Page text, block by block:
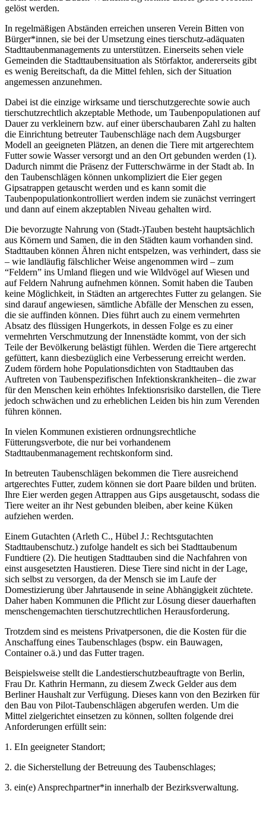
gelöst werden.
In regelmäßigen Abständen erreichen unseren Verein Bitten von
Bürger*innen, sie bei der Umsetzung eines tierschutz-adäquaten
Stadttaubenmanagements zu unterstützen. Einerseits sehen viele
Gemeinden die Stadttaubensituation als Störfaktor, andererseits gibt
es wenig Bereitschaft, da die Mittel fehlen, sich der Situation
angemessen anzunehmen.
Dabei ist die einzige wirksame und tierschutzgerechte sowie auch
tierschutzrechtlich akzeptable Methode, um Taubenpopulationen auf
Dauer zu verkleinern bzw. auf einer überschaubaren Zahl zu halten
die Einrichtung betreuter Taubenschläge nach dem Augsburger
Modell an geeigneten Plätzen, an denen die Tiere mit artgerechtem
Futter sowie Wasser versorgt und an den Ort gebunden werden (1).
Dadurch nimmt die Präsenz der Futterschwärme in der Stadt ab. In
den Taubenschlägen können unkompliziert die Eier gegen
Gipsatrappen getauscht werden und es kann somit die
Taubenpopulationkontrolliert werden indem sie zunächst verringert
und dann auf einem akzeptablen Niveau gehalten wird.
Die bevorzugte Nahrung von (Stadt-)Tauben besteht hauptsächlich
aus Körnern und Samen, die in den Städten kaum vorhanden sind.
Stadttauben können Ähren nicht entspelzen, was verhindert, dass sie
– wie landläufig fälschlicher Weise angenommen wird – zum
“Feldern” ins Umland fliegen und wie Wildvögel auf Wiesen und
auf Feldern Nahrung aufnehmen können. Somit haben die Tauben
keine Möglichkeit, in Städten an artgerechtes Futter zu gelangen. Sie
sind darauf angewiesen, sämtliche Abfälle der Menschen zu essen,
die sie auffinden können. Dies führt auch zu einem vermehrten
Absatz des flüssigen Hungerkots, in dessen Folge es zu einer
vermehrten Verschmutzung der Innenstädte kommt, von der sich
Teile der Bevölkerung belästigt fühlen. Werden die Tiere artgerecht
gefüttert, kann diesbezüglich eine Verbesserung erreicht werden.
Zudem fördern hohe Populationsdichten von Stadttauben das
Auftreten von Taubenspezifischen Infektionskrankheiten– die zwar
für den Menschen kein erhöhtes Infektionsrisiko darstellen, die Tiere
jedoch schwächen und zu erheblichen Leiden bis hin zum Verenden
führen können.
In vielen Kommunen existieren ordnungsrechtliche
Fütterungsverbote, die nur bei vorhandenem
Stadttaubenmanagement rechtskonform sind.
In betreuten Taubenschlägen bekommen die Tiere ausreichend
artgerechtes Futter, zudem können sie dort Paare bilden und brüten.
Ihre Eier werden gegen Attrappen aus Gips ausgetauscht, sodass die
Tiere weiter an ihr Nest gebunden bleiben, aber keine Küken
aufziehen werden.
Einem Gutachten (Arleth C., Hübel J.: Rechtsgutachten
Stadttaubenschutz.) zufolge handelt es sich bei Stadttaubenum
Fundtiere (2). Die heutigen Stadttauben sind die Nachfahren von
einst ausgesetzten Haustieren. Diese Tiere sind nicht in der Lage,
sich selbst zu versorgen, da der Mensch sie im Laufe der
Domestizierung über Jahrtausende in seine Abhängigkeit züchtete.
Daher haben Kommunen die Pflicht zur Lösung dieser dauerhaften
menschengemachten tierschutzrechtlichen Herausforderung.
Trotzdem sind es meistens Privatpersonen, die die Kosten für die
Anschaffung eines Taubenschlages (bspw. ein Bauwagen,
Container o.ä.) und das Futter tragen.
Beispielsweise stellt die Landestierschutzbeauftragte von Berlin,
Frau Dr. Kathrin Hermann, zu diesem Zweck Gelder aus dem
Berliner Haushalt zur Verfügung. Dieses kann von den Bezirken für
den Bau von Pilot-Taubenschlägen abgerufen werden. Um die
Mittel zielgerichtet einsetzen zu können, sollten folgende drei
Anforderungen erfüllt sein:
1. EIn geeigneter Standort;
2. die Sicherstellung der Betreuung des Taubenschlages;
3. ein(e) Ansprechpartner*in innerhalb der Bezirksverwaltung.